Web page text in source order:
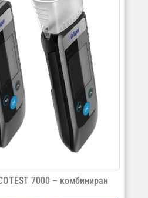
7000 – комбиниран